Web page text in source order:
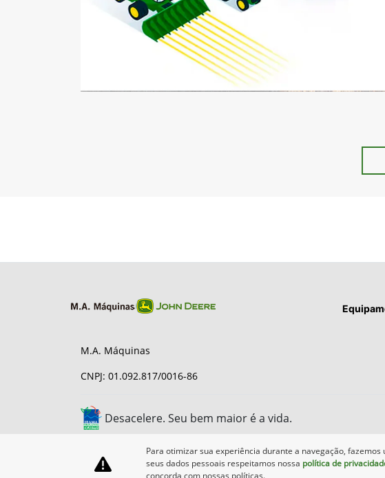
M.A. Máquinas
CNPJ: 01.092.817/0016-86
Desacelere. Seu bem maior é a vida.
Para otimizar sua experiência durante a navegação,
seus dados pessoais respeitamos nossa política de
concorda com nossas políticas.